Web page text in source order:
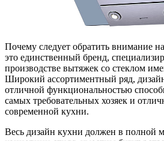
Почему следует обратить внимание
это единственный бренд,
производстве вытяжек со стеклом
Широкий ассортиментный ряд,
отличной функциональностью
самых требовательных хозяек и
современной кухни.
Весь дизайн кухни должен в полной